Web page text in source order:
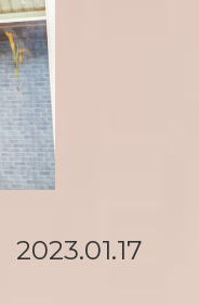
2023.01.17